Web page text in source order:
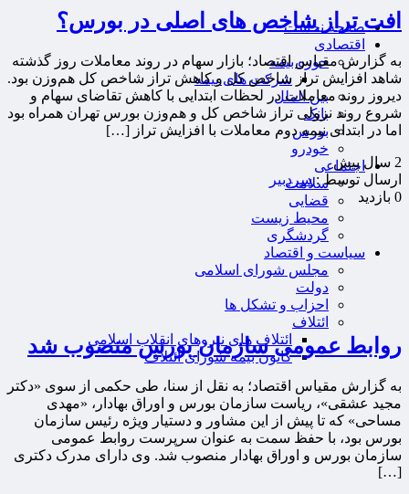
صفحه نخست
اقتصادی
حوزه بیمه
شرکت های بیمه
بین الملل
بانک
بورس
خودرو
اجتماعی
سلامت
قضایی
محیط زیست
گردشگری
سیاست و اقتصاد
مجلس شورای اسلامی
دولت
احزاب و تشکل ها
ائتلاف
ائتلاف های نیروهای انقلاب اسلامی
کانون بیمه شورای ائتلاف
افت تراز شاخص های اصلی در بورس؟
به گزارش مقیاس اقتصاد؛ بازار سهام در روند معاملات روز گذشته
شاهد افزایش تراز شاخص کل و کاهش تراز شاخص کل هم‌وزن بود.
دیروز روند معاملات در لحظات ابتدایی با کاهش تقاضای سهام و
شروع روند نزولی تراز شاخص‌ کل و هم‌وزن بورس تهران همراه بود
اما در ابتدای نیمه دوم معاملات با افزایش تراز […]
2 سال پيش
ارسال توسط :سردبیر
0 بازدید
روابط عمومی سازمان بورس منصوب شد
به گزارش مقیاس اقتصاد؛ به نقل از سنا، طی حکمی از سوی «دکتر
مجید عشقی»، ریاست سازمان بورس و اوراق بهادار، «مهدی
مساحی» که تا پیش از این مشاور و دستیار ویژه رئیس سازمان
بورس بود، با حفظ سمت به عنوان سرپرست روابط عمومی
سازمان بورس و اوراق بهادار منصوب شد. وی دارای مدرک دکتری
[…]